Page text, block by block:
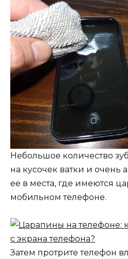
Небольшое количество
на кусочек ватки и очень
ее в места, где имеются
мобильном телефоне.
Затем протрите телефон